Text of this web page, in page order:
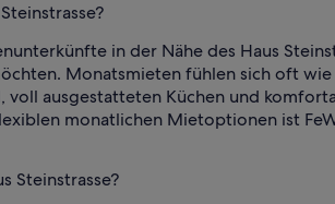
in der Nähe des Haus
Monatsmieten fühlen sich oft
ausgestatteten Küchen und
monatlichen Mietoptionen ist
Steinstrasse?